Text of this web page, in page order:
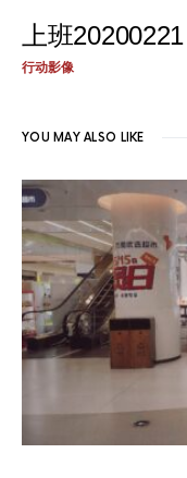
上班20200221
行动影像
YOU MAY ALSO LIKE